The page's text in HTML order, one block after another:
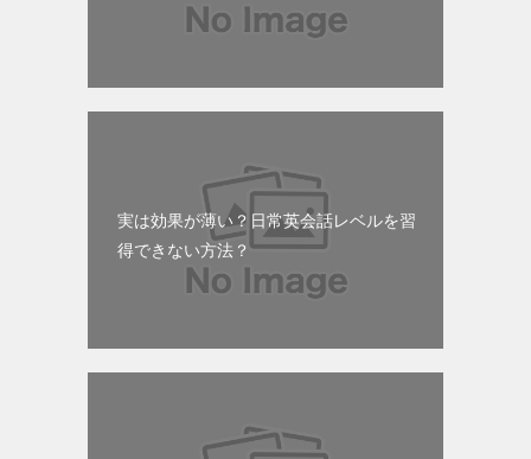
実は効果が薄い？日常英会話レベルを習
得できない方法？